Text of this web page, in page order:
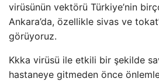
virüsünün vektörü Türkiye’nin
Ankara’da, özellikle sivas ve
görüyoruz.
Kkka virüsü ile etkili bir şekilde
hastaneye gitmeden önce